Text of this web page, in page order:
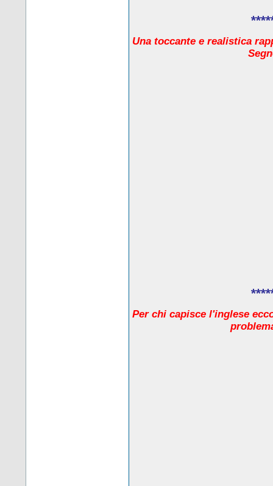
Una toccante e realistica
Per chi capisce l'inglese